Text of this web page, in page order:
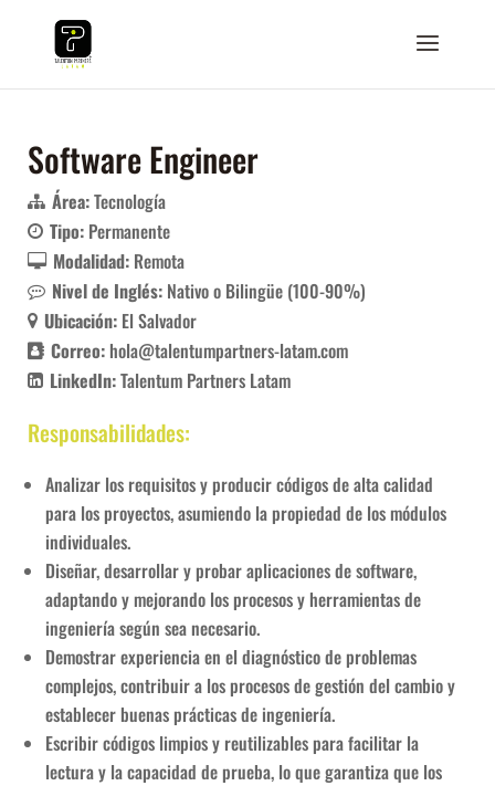
Software Engineer
Área:Tecnología
Tipo: Permanente
Modalidad: Remota
Nivel de Inglés: Nativo o Bilingüe (100-90%)
Ubicación: El Salvador
Correo: hola@talentumpartners-latam.com
LinkedIn:Talentum Partners Latam
Responsabilidades:
Analizar los requisitos y producir códigos de alta calidad
para los proyectos, asumiendo la propiedad de los módulos
individuales.
Diseñar, desarrollar y probar aplicaciones de software,
adaptando y mejorando los procesos y herramientas de
ingeniería según sea necesario.
Demostrar experiencia en el diagnóstico de problemas
complejos, contribuir a los procesos de gestión del cambio y
establecer buenas prácticas de ingeniería.
Escribir códigos limpios y reutilizables para facilitar la
lectura y la capacidad de prueba, lo que garantiza que los